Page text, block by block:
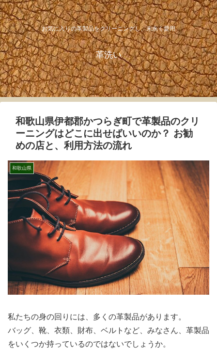
お気に入りの革製品をクリーニングし、末永く愛用
革洗い
和歌山県伊都郡かつらぎ町で革製品のクリ
ーニングはどこに出せばいいのか？ お勧
めの店と、利用方法の流れ
和歌山県
私たちの身の回りには、多くの革製品があります。
バッグ、靴、衣類、財布、ベルトなど、みなさん、革製品
をいくつか持っているのではないでしょうか。